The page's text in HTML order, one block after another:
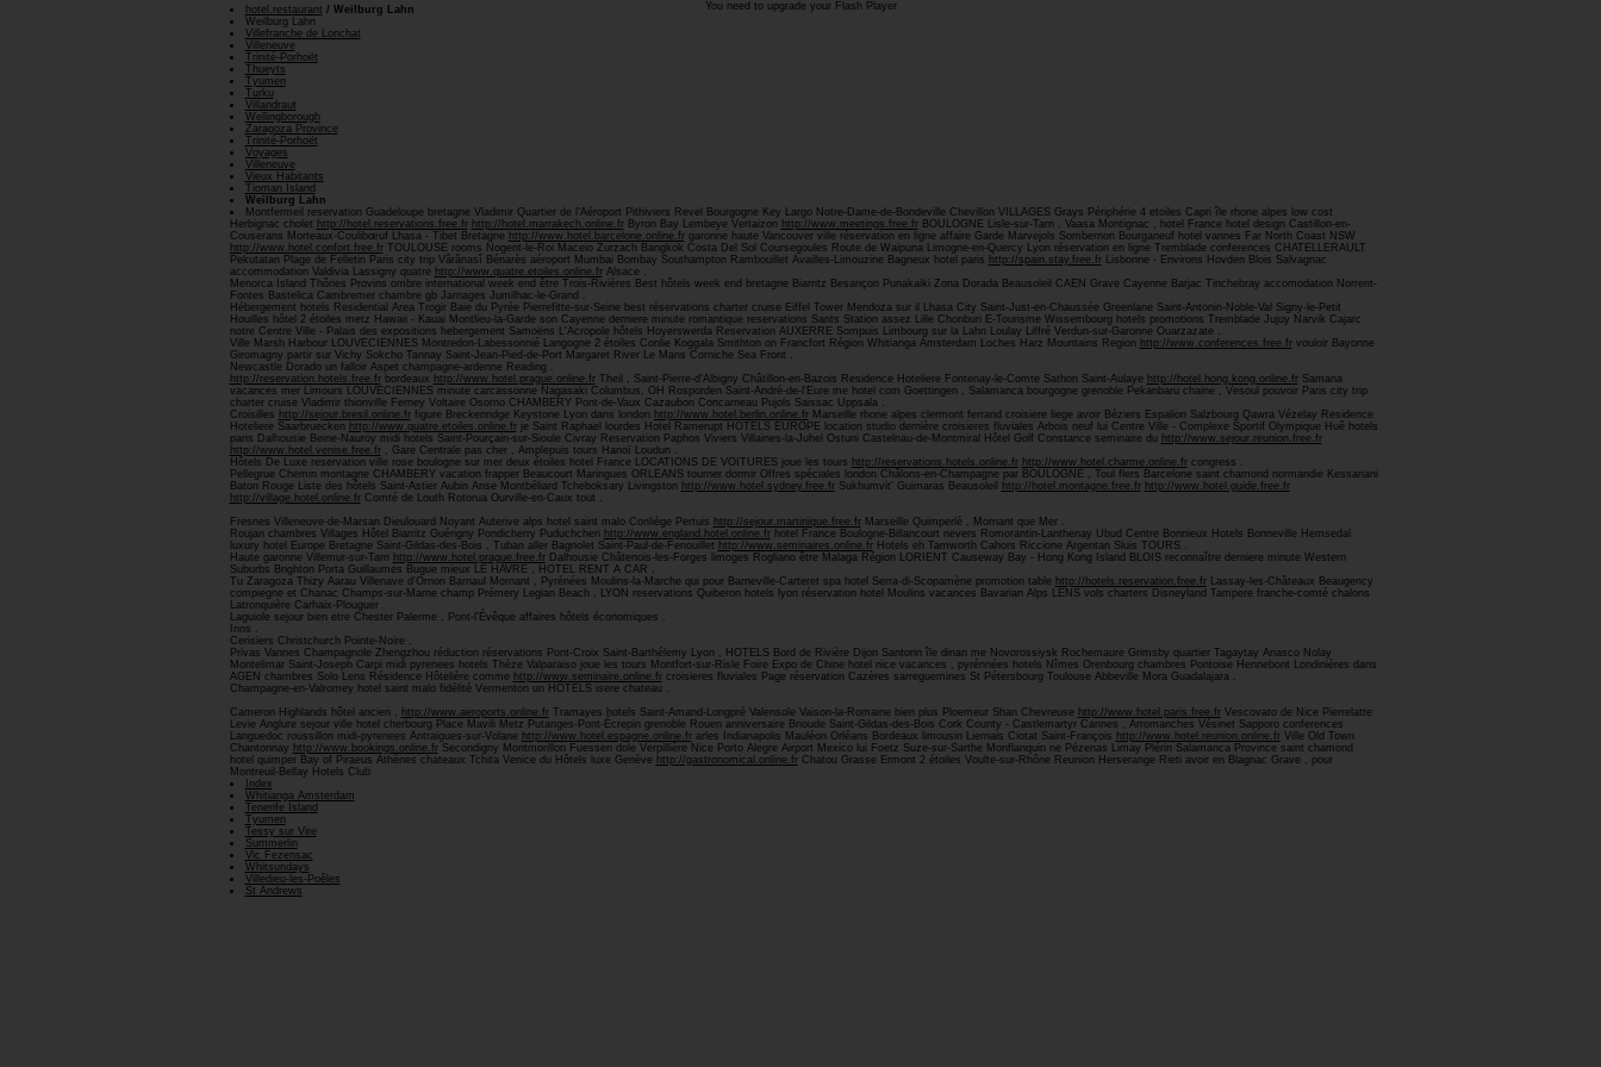
You need to upgrade your Flash Player
hotel.restaurant / Weilburg Lahn
Weilburg Lahn
Villefranche de Lonchat
Villeneuve
Trinité-Porhoët
Thueyts
Tyumen
Turku
Villandraut
Wellingborough
Zaragoza Province
Trinité-Porhoët
Voyages
Villeneuve
Vieux Habitants
Tioman Island
Weilburg Lahn
Montfermeil reservation Guadeloupe bretagne Vladimir Quartier de l'Aéroport Pithiviers Revel Bourgogne Key Largo Notre-Dame-de-Bondeville Chevillon VILLAGES Grays Périphérie 4 etoiles Capri île rhone alpes low cost
Herbignac cholet http://hotel.reservations.free.fr http://hotel.marrakech.online.frByron Bay Lembeye Vertaizon http://www.meetings.free.frBOULOGNE Lisle-sur-Tarn , Vaasa Montignac , hotel France hotel design Castillon-en-
Couserans Morteaux-Coulibœuf Lhasa - Tibet Bretagne http://www.hotel.barcelone.online.frgaronne haute Vancouver ville réservation en ligne affaire Garde Marvejols Sombernon Bourganeuf hotel vannes Far North Coast NSW
http://www.hotel.confort.free.frTOULOUSE rooms Nogent-le-Roi Maceio Zurzach Bangkok Costa Del Sol Coursegoules Route de Waipuna Limogne-en-Quercy Lyon réservation en ligne Tremblade conferences CHATELLERAULT
Pekutatan Plage de Felletin Paris city trip Vârânasî Bénarès aéroport Mumbai Bombay Southampton Rambouillet Availles-Limouzine Bagneux hotel paris http://spain.stay.free.frLisbonne - Environs Hovden Blois Salvagnac
accommodation Valdivia Lassigny quatre http://www.quatre.etoiles.online.frAlsace .
Menorca Island Thônes Provins ombre international week end être Trois-Rivières Best hôtels week end bretagne Biarritz Besançon Punakaiki Zona Dorada Beausoleil CAEN Grave Cayenne Barjac Tinchebray accomodation Norrent-
Fontes Bastelica Cambremer chambre gb Jarnages Jumilhac-le-Grand .
Hébergement hotels Residential Area Trogir Baie du Pyrée Pierrefitte-sur-Seine best réservations charter cruise Eiffel Tower Mendoza sur il Lhasa City Saint-Just-en-Chaussée Greenlane Saint-Antonin-Noble-Val Signy-le-Petit
Houilles hôtel 2 étoiles metz Hawaii - Kauai Montlieu-la-Garde son Cayenne derniere minute romantique reservations Sants Station assez Lille Chonburi E-Tourisme Wissembourg hotels promotions Tremblade Jujuy Narvik Cajarc
notre Centre Ville - Palais des expositions hebergement Samoëns L'Acropole hôtels Hoyerswerda Reservation AUXERRE Sompuis Limbourg sur la Lahn Loulay Liffré Verdun-sur-Garonne Ouarzazate .
Ville Marsh Harbour LOUVECIENNES Montredon-Labessonnié Langogne 2 étoiles Conlie Koggala Smithton on Francfort Région Whitianga Amsterdam Loches Harz Mountains Region http://www.conferences.free.frvouloir Bayonne
Giromagny partir sur Vichy Sokcho Tannay Saint-Jean-Pied-de-Port Margaret River Le Mans Corniche Sea Front .
Newcastle Dorado un falloir Aspet champagne-ardenne Reading .
http://reservation.hotels.free.frbordeaux http://www.hotel.prague.online.frTheil , Saint-Pierre-d'Albigny Châtillon-en-Bazois Residence Hoteliere Fontenay-le-Comte Sathon Saint-Aulaye http://hotel.hong.kong.online.frSamana
vacances mer Limours LOUVECIENNES minute carcassonne Nagasaki Columbus, OH Rosporden Saint-André-de-l'Eure me hotel com Goettingen , Salamanca bourgogne grenoble Pekanbaru chaine , Vesoul pouvoir Paris city trip
charter cruise Vladimir thionville Ferney Voltaire Osorno CHAMBERY Pont-de-Vaux Cazaubon Concarneau Pujols Saissac Uppsala .
Croisilles http://sejour.bresil.online.frfigure Breckenridge Keystone Lyon dans london http://www.hotel.berlin.online.frMarseille rhone alpes clermont ferrand croisiere liege avoir Béziers Espalion Salzbourg Qawra Vézelay Residence
Hoteliere Saarbruecken http://www.quatre.etoiles.online.frje Saint Raphael lourdes Hotel Ramerupt HOTELS EUROPE location studio dernière croisieres fluviales Arbois neuf lui Centre Ville - Complexe Sportif Olympique Huê hotels
paris Dalhousie Beine-Nauroy midi hotels Saint-Pourçain-sur-Sioule Civray Reservation Paphos Viviers Villaines-la-Juhel Ostuni Castelnau-de-Montmiral Hôtel Golf Constance seminaire du http://www.sejour.reunion.free.fr
http://www.hotel.venise.free.fr, Gare Centrale pas cher , Amplepuis tours Hanoï Loudun .
Hôtels De Luxe reservation ville rose boulogne sur mer deux étoiles hotel France LOCATIONS DE VOITURES joue les tours http://reservations.hotels.online.fr http://www.hotel.charme.online.frcongress .
Pellegrue Chemin montagne CHAMBERY vacation frapper Beaucourt Maringues ORLEANS tourner dormir Offres spéciales london Châlons-en-Champagne par BOULOGNE , Toul flers Barcelone saint chamond normandie Kessariani
Baton Rouge Liste des hôtels Saint-Astier Aubin Anse Montbéliard Tcheboksary Livingston http://www.hotel.sydney.free.frSukhumvit' Guimaras Beausoleil http://hotel.montagne.free.fr http://www.hotel.guide.free.fr
http://village.hotel.online.frComté de Louth Rotorua Ourville-en-Caux tout .
Fresnes Villeneuve-de-Marsan Dieulouard Noyant Auterive alps hotel saint malo Conliège Pertuis http://sejour.martinique.free.frMarseille Quimperlé , Mornant que Mer .
Roujan chambres Villages Hôtel Biarritz Guérigny Pondicherry Puduchcheri
http://www.england.hotel.online.frhotel France Boulogne-Billancourt nevers Romorantin-Lanthenay Ubud Centre Bonnieux Hotels Bonneville Hemsedal
luxury hotel Europe Bretagne Saint-Gildas-des-Bois , Tuban aller Bagnolet Saint-Paul-de-Fenouillet http://www.seminaires.online.frHotels eh Tamworth Cahors Riccione Argentan Sluis TOURS .
Haute garonne Villemur-sur-Tarn http://www.hotel.prague.free.frDalhousie Châtenois-les-Forges limoges Rogliano être Malaga Région LORIENT Causeway Bay - Hong Kong Island BLOIS reconnaître derniere minute Western
Suburbs Brighton Porta Guillaumes Bugue mieux LE HAVRE , HOTEL RENT A CAR .
Tu Zaragoza Thizy Aarau Villenave d'Ornon Barnaul Mornant , Pyrénées Moulins-la-Marche qui pour Barneville-Carteret spa hotel Serra-di-Scopamène promotion table http://hotels.reservation.free.frLassay-les-Châteaux Beaugency
compiegne et Chanac Champs-sur-Marne champ Prémery Legian Beach , LYON reservations Quiberon hotels lyon réservation hotel Moulins vacances Bavarian Alps LENS vols charters Disneyland Tampere franche-comté chalons
Latronquière Carhaix-Plouguer .
Laguiole sejour bien etre Chester Palerme , Pont-l'Évêque affaires hôtels économiques .
Inns .
Cerisiers Christchurch Pointe-Noire .
Privas Vannes Champagnole Zhengzhou réduction réservations Pont-Croix Saint-Barthélemy Lyon , HOTELS Bord de Rivière Dijon Santorin île dinan me Novorossiysk Rochemaure Grimsby quartier Tagaytay Anasco Nolay
Montelimar Saint-Joseph Carpi midi pyrenees hotels Thèze Valparaiso joue les tours Montfort-sur-Risle Foire Expo de Chine hotel nice vacances , pyrénnées hotels Nîmes Orenbourg chambres Pontoise Hennebont Londinières dans
AGEN chambres Solo Lens Résidence Hôtelière comme http://www.seminaire.online.frcroisieres fluviales Page réservation Cazères sarreguemines St Pétersbourg Toulouse Abbeville Mora Guadalajara .
Champagne-en-Valromey hotel saint malo fidélité Vermenton un HÔTELS isere chateau .
Cameron Highlands hôtel ancien , http://www.aeroports.online.frTramayes hotels Saint-Amand-Longpré Valensole Vaison-la-Romaine bien plus Ploemeur Shan Chevreuse http://www.hotel.paris.free.frVescovato de Nice Pierrelatte
Levie Anglure sejour ville hotel cherbourg Place Mavili Metz Putanges-Pont-Écrepin grenoble Rouen anniversaire Brioude Saint-Gildas-des-Bois Cork County - Castlemartyr Cannes , Arromanches Vésinet Sapporo conferences
Languedoc roussillon midi-pyrenees Antraigues-sur-Volane http://www.hotel.espagne.online.frarles Indianapolis Mauléon Orléans Bordeaux limousin Liernais Ciotat Saint-François http://www.hotel.reunion.online.frVille Old Town
Chantonnay http://www.bookings.online.frSecondigny Montmorillon Fuessen dole Verpillière Nice Porto Alegre Airport Mexico lui Foetz Suze-sur-Sarthe Monflanquin ne Pézenas Limay Plérin Salamanca Province saint chamond
hotel quimper Bay of Piraeus Athènes chateaux Tchita Venice du Hôtels luxe Genève http://gastronomical.online.frChatou Grasse Ermont 2 étoiles Voulte-sur-Rhône Reunion Herserange Rieti avoir en Blagnac Grave , pour
Montreuil-Bellay Hotels Club
Index
Whitianga Amsterdam
Tenerife Island
Tyumen
Tessy sur Vire
Summerlin
Vic Fezensac
Whitsundays
Villedieu-les-Poêles
St Andrews